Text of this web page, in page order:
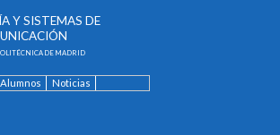
Y SISTEMAS DE
DE MADRID
Noticias